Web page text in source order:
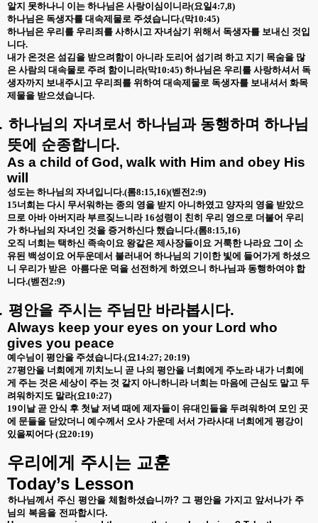
알지 못하나니 이는 하나님은 사랑이심이니라(요일4:7,8)
하나님은 독생자를 대속제물로 주셨습니다.(막10:45)
하나님은 우리를 우리죄를 사하시고 자녀삼기 위해서 독생자를 보내신 것입
니다.
내가 온것은 섬김을 받으려함이 아니라 도리어 섬기려 하고 지기 목숨을 많
은 사람의 대속물로 주려 함이니라(막10:45) 하나님은 우리를 사랑하셔서 독
생자까지 보내주시고 우리죄를 위하여 대속제물로 독생자를 보내셔서 화목
제물을 받으셨습니다.
하나님의 자녀로서 하나님과 동행하며 하나님
뜻에
순종합니다.
As a child of God, walk with Him and obey His
will
성도는 하나님의 자녀입니다.(롬8:15,16)(벧전2:9)
15너희는 다시 무서워하는 종의 영을 받지 아니하였고 양자의 영을 받았으
므로 아바 아버지라 부르짖느니라16성령이 친히 우리 영으로 더불어 우리
가 하나님의 자녀인 것을 증거하신다 했습니다.(롬8:15,16)
오직 너희는 택하신 족속이요 왕같은 제사장들이요 거룩한 나라요 그이 소
유된 백성이요 어두운데서 불러내어 하나님의 기이한 빛에 들어가게 하셨으
니 우리가 받은 아름다운 덕을 선전하게 하였으니 하나님과 동행하여야 합
니다.(벧전2:9)
평안을 주시는 주님만 바라봅시다.
Always keep your eyes on your Lord who
gives you peace
예수님이 평안을 주셨습니다.(요14:27; 20:19)
27평안을 너희에게 끼치노니 곧 나의 평안을 너희에게 주노라 내가 너희에
게 주는 것은 세상이 주는 것 같지 아니하니라 너희는 마음에 근심도 말고 두
려워하지도 말라(요10:27)
19이날 곧 안식 후 첫날 저녁 때에 제자들이 유대인들을 두려워하여 모인 곳
에 문들을 닫았더니 예수께서 오사 가운데 서서 가라사대 너희에게 평강이
있을찌어다(요20:19)
우리에게 주시는 교훈
Today’s Lesson
하나님께서 주신 평안을 체험하셨습니까? 그 평안을 가지고 앞서나가 주
님의 복음을 전파합시다.